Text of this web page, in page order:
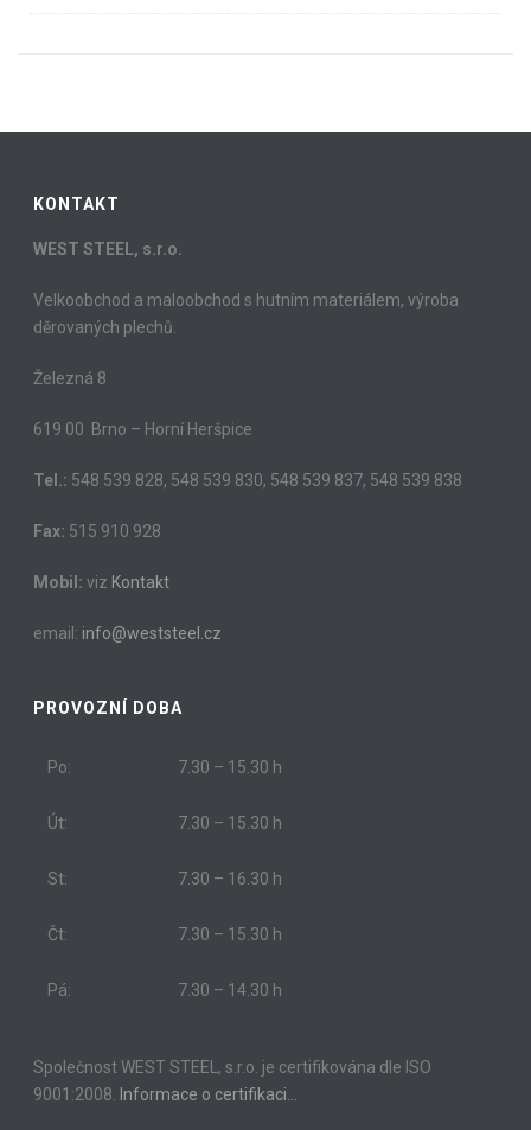
KONTAKT
WEST STEEL, s.r.o.
Velkoobchod a maloobchod s hutním materiálem, výroba
děrovaných plechů.
Železná 8
619 00 Brno – Horní Heršpice
Tel.: 548 539 828, 548 539 830, 548 539 837, 548 539 838
Fax: 515 910 928
Mobil: viz Kontakt
email: info@weststeel.cz
PROVOZNÍ DOBA
Po: 7.30 – 15.30 h
Út: 7.30 – 15.30 h
St: 7.30 – 16.30 h
Čt: 7.30 – 15.30 h
Pá: 7.30 – 14.30 h
Společnost WEST STEEL, s.r.o. je certifikována dle ISO
9001:2008.
Informace o certifikaci…